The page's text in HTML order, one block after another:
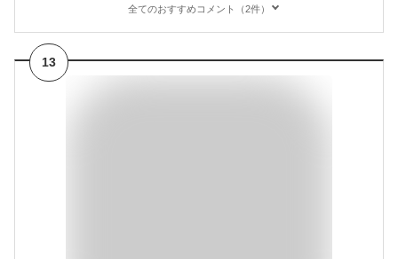
全てのおすすめコメント（2件）
13